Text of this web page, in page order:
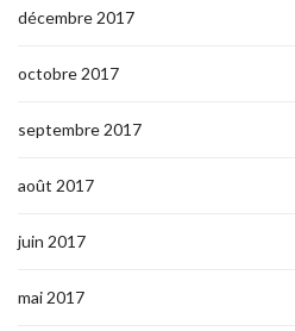
décembre 2017
octobre 2017
septembre 2017
août 2017
juin 2017
mai 2017